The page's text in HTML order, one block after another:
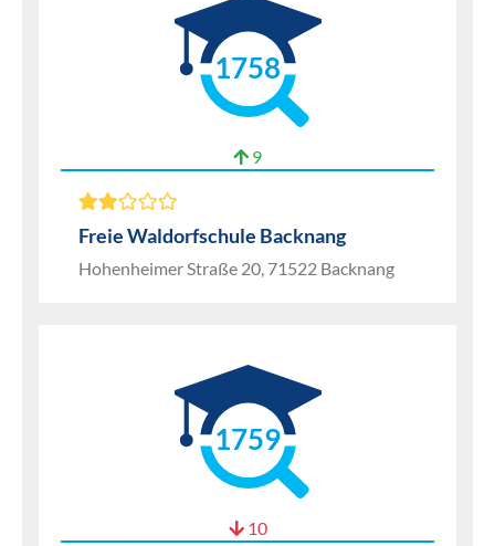
1758
9
Freie Waldorfschule Backnang
Hohenheimer Straße 20, 71522 Backnang
1759
10